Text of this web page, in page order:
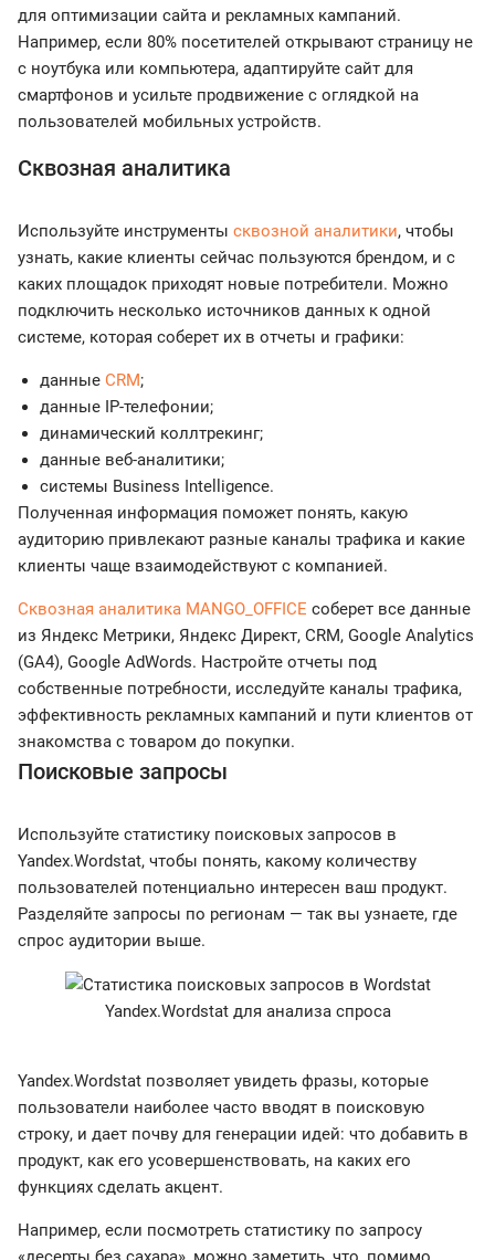
для оптимизации сайта и рекламных кампаний.
Например, если 80% посетителей открывают страницу не
с ноутбука или компьютера, адаптируйте сайт для
смартфонов и усильте продвижение с оглядкой на
пользователей мобильных устройств.
Сквозная аналитика
Используйте инструменты сквозной аналитики, чтобы
узнать, какие клиенты сейчас пользуются брендом, и с
каких площадок приходят новые потребители. Можно
подключить несколько источников данных к одной
системе, которая соберет их в отчеты и графики:
данные CRM;
данные IP-телефонии;
динамический коллтрекинг;
данные веб-аналитики;
системы Business Intelligence.
Полученная информация поможет понять, какую
аудиторию привлекают разные каналы трафика и какие
клиенты чаще взаимодействуют с компанией.
Сквозная аналитика MANGO_OFFICE соберет все данные
из Яндекс Метрики, Яндекс Директ, CRM, Google Analytics
(GA4), Google AdWords. Настройте отчеты под
собственные потребности, исследуйте каналы трафика,
эффективность рекламных кампаний и пути клиентов от
знакомства с товаром до покупки.
Поисковые запросы
Используйте статистику поисковых запросов в
Yandex.Wordstat, чтобы понять, какому количеству
пользователей потенциально интересен ваш продукт.
Разделяйте запросы по регионам — так вы узнаете, где
спрос аудитории выше.
Yandex.Wordstat для анализа спроса
Yandex.Wordstat позволяет увидеть фразы, которые
пользователи наиболее часто вводят в поисковую
строку, и дает почву для генерации идей: что добавить в
продукт, как его усовершенствовать, на каких его
функциях сделать акцент.
Например, если посмотреть статистику по запросу